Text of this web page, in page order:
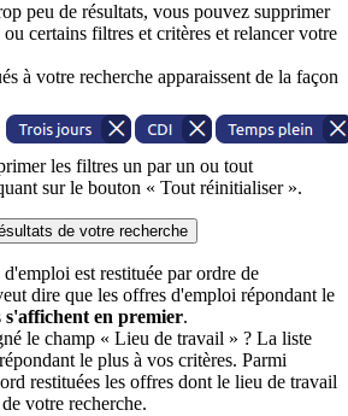
peu de résultats, vous pouvez supprimer
certains filtres et critères et relancer votre
à votre recherche apparaissent de la façon
les filtres un par un ou tout
sur le bouton « Tout réinitialiser ».
de votre recherche
est restituée par ordre de
dire que les offres d'emploi répondant le
s'affichent en premier.
le champ « Lieu de travail » ? La liste
le plus à vos critères. Parmi
restituées les offres dont le lieu de travail
votre recherche.